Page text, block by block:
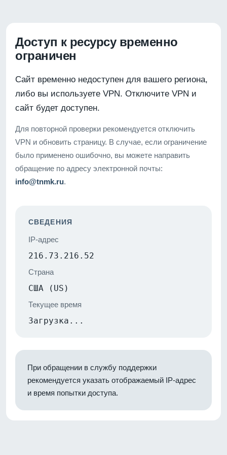
Доступ к ресурсу временно
ограничен
Сайт временно недоступен для вашего региона,
либо вы используете VPN. Отключите VPN и
сайт будет доступен.
Для повторной проверки рекомендуется отключить
VPN и обновить страницу. В случае, если ограничение
было применено ошибочно, вы можете направить
обращение по адресу электронной почты:
info@tnmk.ru.
СВЕДЕНИЯ
IP-адрес
216.73.216.52
Страна
США (US)
Текущее время
Загрузка...
При обращении в службу поддержки
рекомендуется указать отображаемый IP-адрес
и время попытки доступа.